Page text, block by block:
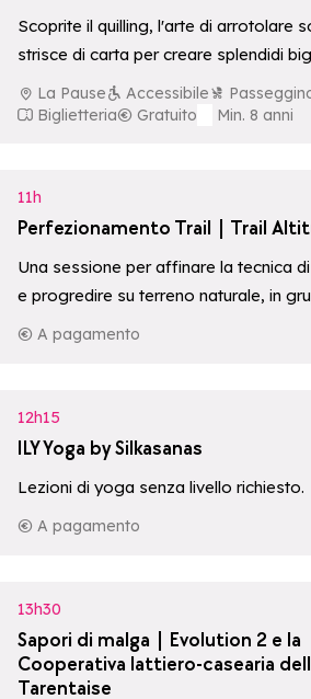
Scoprite il quilling, l'arte di arrotolare
strisce di carta per creare splendidi
decorativi in rilievo. Un'attività creativa
adatta…
La Pause Accessibile
Biglietteria
Gratuito
Min. 8 anni
11h
Perfezionamento Trail | Trail
Una sessione per affinare la tecnica
e progredire su terreno naturale, in
A pagamento
12h15
ILY Yoga by Silkasanas
Lezioni di yoga senza livello richiesto.
A pagamento
13h30
Sapori di malga | Evolution 2 e la
Cooperativa lattiero-casearia
Tarentaise